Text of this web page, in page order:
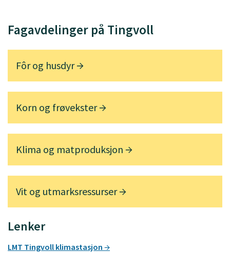
Fagavdelinger på Tingvoll
Fôr og husdyr
Korn og frøvekster
Klima og matproduksjon
Vit og utmarksressurser
Lenker
LMT Tingvoll klimastasjon